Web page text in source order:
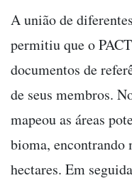
A união de
permitiu que o
documentos de
de seus membros.
mapeou as áreas
bioma, encontrando
hectares. Em